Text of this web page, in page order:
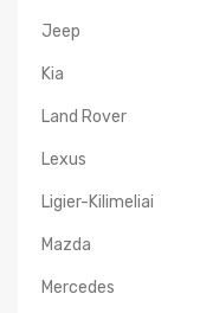
Jeep
Kia
Land Rover
Lexus
Ligier-Kilimeliai
Mazda
Mercedes